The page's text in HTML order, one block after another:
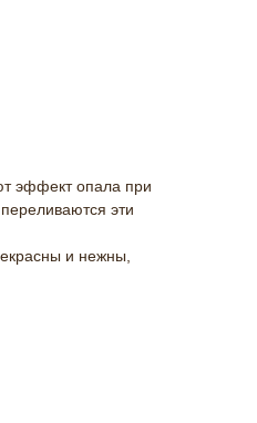
эффект опала при
эти
и нежны,